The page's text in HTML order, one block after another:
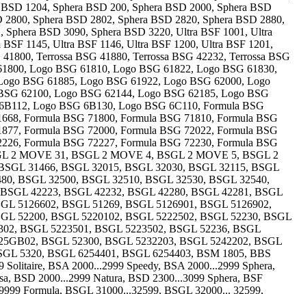
1204, Sphera BSD 200, Sphera BSD 2000, Sphera BSD
Sphera BSD 2802, Sphera BSD 2820, Sphera BSD 2880,
BSD 3090, Sphera BSD 3220, Ultra BSF 1001, Ultra
1145, Ultra BSF 1146, Ultra BSF 1200, Ultra BSF 1201,
Terrossa BSG 41880, Terrossa BSG 42232, Terrossa BSG
Logo BSG 61810, Logo BSG 61822, Logo BSG 61830,
BSG 61885, Logo BSG 61922, Logo BSG 62000, Logo
62100, Logo BSG 62144, Logo BSG 62185, Logo BSG
Logo BSG 6B130, Logo BSG 6C110, Formula BSG
Formula BSG 71800, Formula BSG 71810, Formula BSG
Formula BSG 72000, Formula BSG 72022, Formula BSG
Formula BSG 72227, Formula BSG 72230, Formula BSG
2 MOVE 31, BSGL 2 MOVE 4, BSGL 2 MOVE 5, BSGL 2
31466, BSGL 32015, BSGL 32030, BSGL 32115, BSGL
BSGL 32500, BSGL 32510, BSGL 32530, BSGL 32540,
42223, BSGL 42232, BSGL 42280, BSGL 42281, BSGL
5126602, BSGL 51269, BSGL 5126901, BSGL 5126902,
52200, BSGL 5220102, BSGL 5222502, BSGL 52230, BSGL
BSGL 5223501, BSGL 5223502, BSGL 52236, BSGL
BSGL 52300, BSGL 5232203, BSGL 5242202, BSGL
5320, BSGL 6254401, BSGL 6254403, BSM 1805, BBS
BSA 2000...2999 Speedy, BSA 2000...2999 Sphera,
BSD 2000...2999 Natura, BSD 2300...3099 Sphera, BSF
Formula, BSGL 31000...32599, BSGL 32000... 32599,